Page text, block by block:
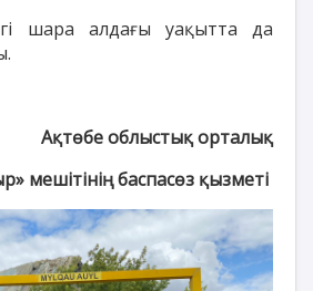
шара алдағы уақытта да
Ақтөбе облыстық орталық
мешітінің баспасөз қызметі